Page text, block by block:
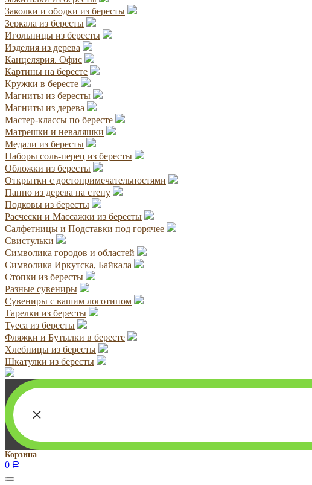
Заколки и ободки из бересты
Зеркала из бересты
Игольницы из бересты
Изделия из дерева
Канцелярия. Офис
Картины на бересте
Кружки в бересте
Магниты из бересты
Магниты из дерева
Мастер-классы по бересте
Матрешки и неваляшки
Медали из бересты
Наборы соль-перец из бересты
Обложки из бересты
Открытки с достопримечательностями
Панно из дерева на стену
Подковы из бересты
Расчески и Массажки из бересты
Салфетницы и Подставки под горячее
Свистульки
Символика городов и областей
Символика Иркутска, Байкала
Стопки из бересты
Разные сувениры
Сувениры с вашим логотипом
Тарелки из бересты
Туеса из бересты
Фляжки и Бутылки в бересте
Хлебницы из бересты
Шкатулки из бересты
×
Корзина
0 Р